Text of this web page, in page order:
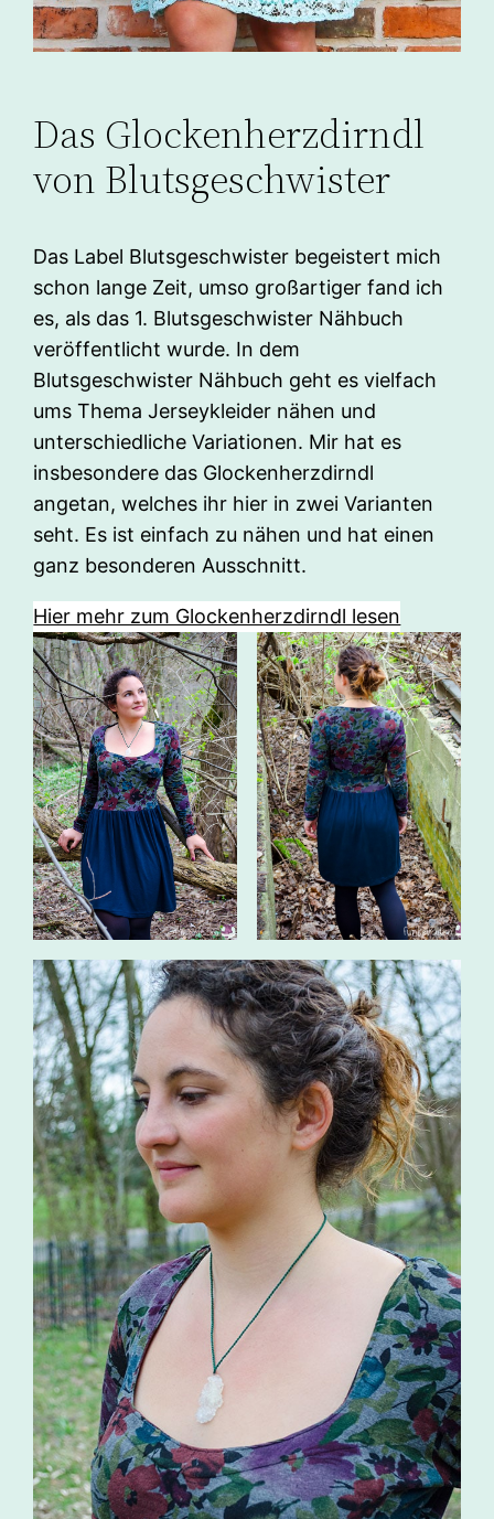
Das Glockenherzdirndl
von Blutsgeschwister
Das Label Blutsgeschwister begeistert mich
schon lange Zeit, umso großartiger fand ich
es, als das 1. Blutsgeschwister Nähbuch
veröffentlicht wurde. In dem
Blutsgeschwister Nähbuch geht es vielfach
ums Thema Jerseykleider nähen und
unterschiedliche Variationen. Mir hat es
insbesondere das Glockenherzdirndl
angetan, welches ihr hier in zwei Varianten
seht. Es ist einfach zu nähen und hat einen
ganz besonderen Ausschnitt.
Hier mehr zum Glockenherzdirndl lesen